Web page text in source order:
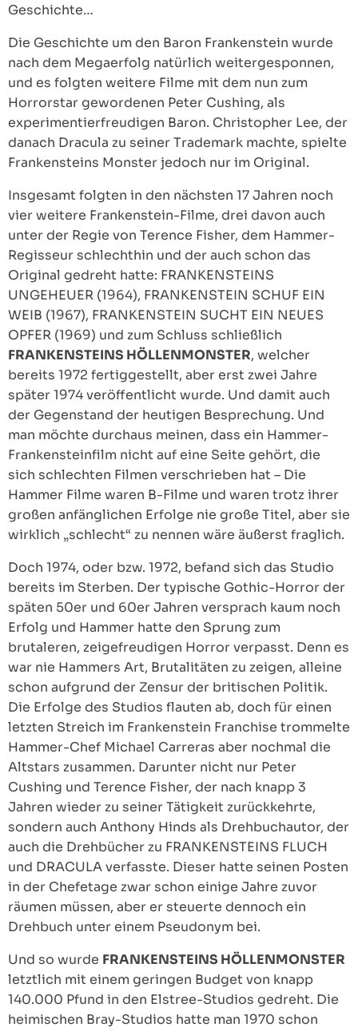
Geschichte…
Die Geschichte um den Baron Frankenstein wurde
nach dem Megaerfolg natürlich weitergesponnen,
und es folgten weitere Filme mit dem nun zum
Horrorstar gewordenen Peter Cushing, als
experimentierfreudigen Baron. Christopher Lee, der
danach Dracula zu seiner Trademark machte, spielte
Frankensteins Monster jedoch nur im Original.
Insgesamt folgten in den nächsten 17 Jahren noch
vier weitere Frankenstein-Filme, drei davon auch
unter der Regie von Terence Fisher, dem Hammer-
Regisseur schlechthin und der auch schon das
Original gedreht hatte: FRANKENSTEINS
UNGEHEUER (1964), FRANKENSTEIN SCHUF EIN
WEIB (1967), FRANKENSTEIN SUCHT EIN NEUES
OPFER (1969) und zum Schluss schließlich
FRANKENSTEINS HÖLLENMONSTER, welcher
bereits 1972 fertiggestellt, aber erst zwei Jahre
später 1974 veröffentlicht wurde. Und damit auch
der Gegenstand der heutigen Besprechung. Und
man möchte durchaus meinen, dass ein Hammer-
Frankensteinfilm nicht auf eine Seite gehört, die
sich schlechten Filmen verschrieben hat – Die
Hammer Filme waren B-Filme und waren trotz ihrer
großen anfänglichen Erfolge nie große Titel, aber sie
wirklich „schlecht“ zu nennen wäre äußerst fraglich.
Doch 1974, oder bzw. 1972, befand sich das Studio
bereits im Sterben. Der typische Gothic-Horror der
späten 50er und 60er Jahren versprach kaum noch
Erfolg und Hammer hatte den Sprung zum
brutaleren, zeigefreudigen Horror verpasst. Denn es
war nie Hammers Art, Brutalitäten zu zeigen, alleine
schon aufgrund der Zensur der britischen Politik.
Die Erfolge des Studios flauten ab, doch für einen
letzten Streich im Frankenstein Franchise trommelte
Hammer-Chef Michael Carreras aber nochmal die
Altstars zusammen. Darunter nicht nur Peter
Cushing und Terence Fisher, der nach knapp 3
Jahren wieder zu seiner Tätigkeit zurückkehrte,
sondern auch Anthony Hinds als Drehbuchautor, der
auch die Drehbücher zu FRANKENSTEINS FLUCH
und DRACULA verfasste. Dieser hatte seinen Posten
in der Chefetage zwar schon einige Jahre zuvor
räumen müssen, aber er steuerte dennoch ein
Drehbuch unter einem Pseudonym bei.
Und so wurde FRANKENSTEINS HÖLLENMONSTER
letztlich mit einem geringen Budget von knapp
140.000 Pfund in den Elstree-Studios gedreht. Die
heimischen Bray-Studios hatte man 1970 schon